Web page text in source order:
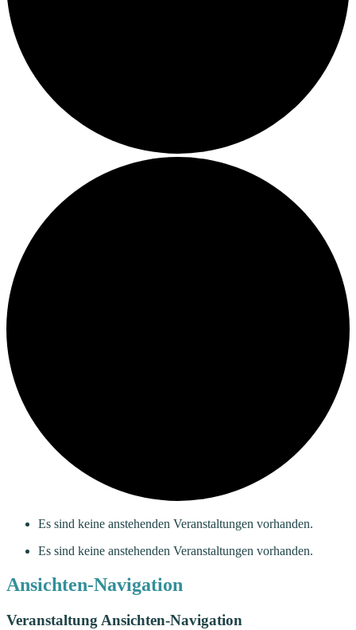
Es sind keine anstehenden Veranstaltungen vorhanden.
Es sind keine anstehenden Veranstaltungen vorhanden.
Ansichten-Navigation
Veranstaltung Ansichten-Navigation